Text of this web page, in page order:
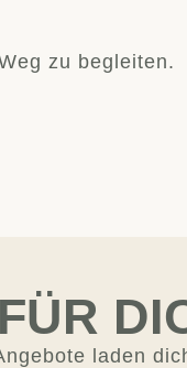
zu begleiten.
laden